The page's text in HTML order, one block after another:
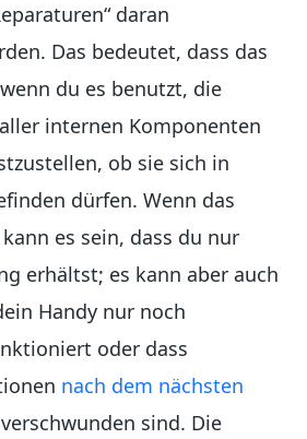
daran
Das bedeutet, dass das
du es benutzt, die
internen Komponenten
ob sie sich in
dürfen. Wenn das
es sein, dass du nur
erhältst; es kann aber auch
Handy nur noch
oder dass
nach dem nächsten
sind. Die